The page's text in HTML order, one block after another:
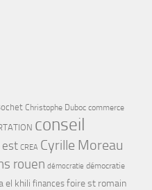
Christophe Duboc commerce
conseil
est CREA Cyrille Moreau
rouen démocratie démocratie
el khili finances foire st romain